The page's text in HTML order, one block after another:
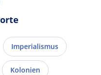
Imperialismus
Kolonien